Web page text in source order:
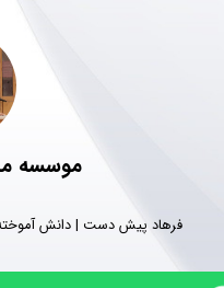
موسسه
فرهاد پیش دست | دانش